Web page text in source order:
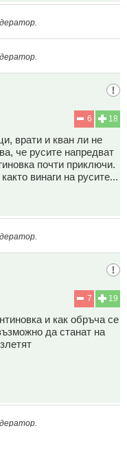
18
6
врати и кван ли не
че русите напредват
почти приключи.
винаги на русите...
19
7
и как обръча се
да станат на